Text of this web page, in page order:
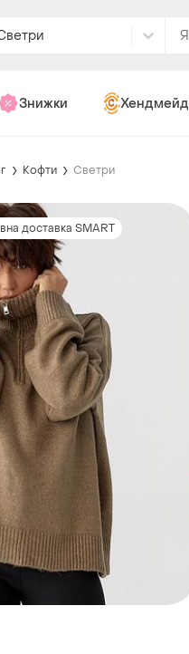
Знижки Хендмейд
Кофти Светри
доставка SMART